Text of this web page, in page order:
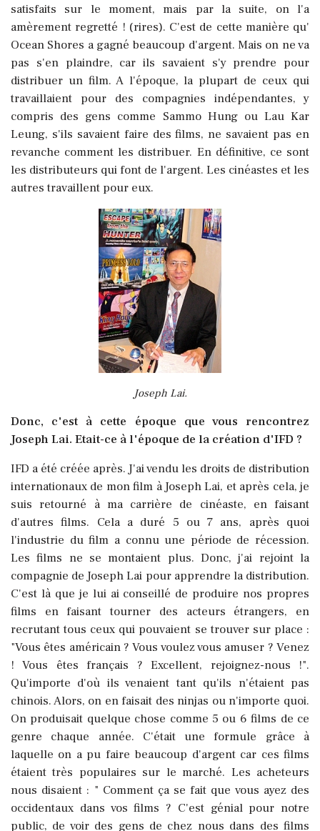
satisfaits sur le moment, mais par la suite, on l'a
amèrement regretté ! (rires). C'est de cette manière qu'
Ocean Shores a gagné beaucoup d'argent. Mais on ne va
pas s'en plaindre, car ils savaient s'y prendre pour
distribuer un film. A l'époque, la plupart de ceux qui
travaillaient pour des compagnies indépendantes, y
compris des gens comme Sammo Hung ou Lau Kar
Leung, s'ils savaient faire des films, ne savaient pas en
revanche comment les distribuer. En définitive, ce sont
les distributeurs qui font de l'argent. Les cinéastes et les
autres travaillent pour eux.
Joseph Lai.
Donc, c'est à cette époque que vous rencontrez
Joseph Lai. Etait-ce à l'époque de la création d'IFD ?
IFD a été créée après. J'ai vendu les droits de distribution
internationaux de mon film à Joseph Lai, et après cela, je
suis retourné à ma carrière de cinéaste, en faisant
d'autres films. Cela a duré 5 ou 7 ans, après quoi
l'industrie du film a connu une période de récession.
Les films ne se montaient plus. Donc, j'ai rejoint la
compagnie de Joseph Lai pour apprendre la distribution.
C'est là que je lui ai conseillé de produire nos propres
films en faisant tourner des acteurs étrangers, en
recrutant tous ceux qui pouvaient se trouver sur place :
"Vous êtes américain ? Vous voulez vous amuser ? Venez
! Vous êtes français ? Excellent, rejoignez-nous !".
Qu'importe d'où ils venaient tant qu'ils n'étaient pas
chinois. Alors, on en faisait des ninjas ou n'importe quoi.
On produisait quelque chose comme 5 ou 6 films de ce
genre chaque année. C'était une formule grâce à
laquelle on a pu faire beaucoup d'argent car ces films
étaient très populaires sur le marché. Les acheteurs
nous disaient : " Comment ça se fait que vous ayez des
occidentaux dans vos films ? C'est génial pour notre
public, de voir des gens de chez nous dans des films